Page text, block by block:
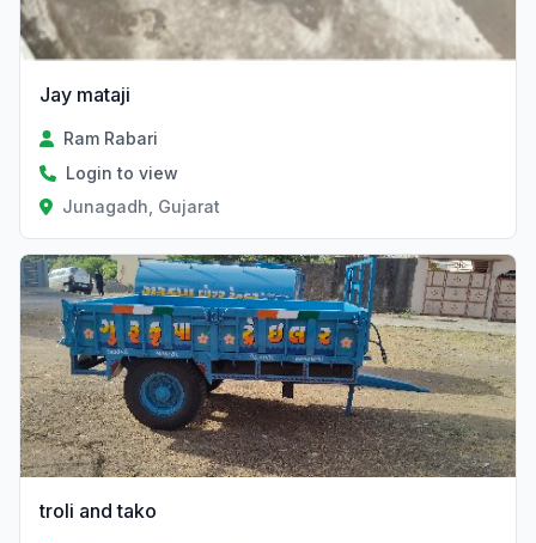
Jay mataji
Ram Rabari
Login to view
Junagadh, Gujarat
Verified
troli and tako